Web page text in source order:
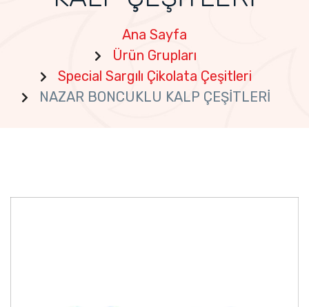
Ana Sayfa
Ürün Grupları
Special Sargılı Çikolata Çeşitleri
NAZAR BONCUKLU KALP ÇEŞİTLERİ